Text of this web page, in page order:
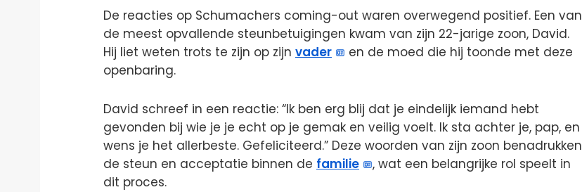
De reacties op Schumachers coming-out waren overwegend positief. Een van
de meest opvallende steunbetuigingen kwam van zijn 22-jarige zoon, David.
Hij liet weten trots te zijn op zijn vader
en de moed die hij toonde met deze
openbaring.
David schreef in een reactie: “Ik ben erg blij dat je eindelijk iemand hebt
gevonden bij wie je je echt op je gemak en veilig voelt. Ik sta achter je, pap, en
wens je het allerbeste. Gefeliciteerd.” Deze woorden van zijn zoon benadrukken
de steun en acceptatie binnen de familie
, wat een belangrijke rol speelt in
dit proces.